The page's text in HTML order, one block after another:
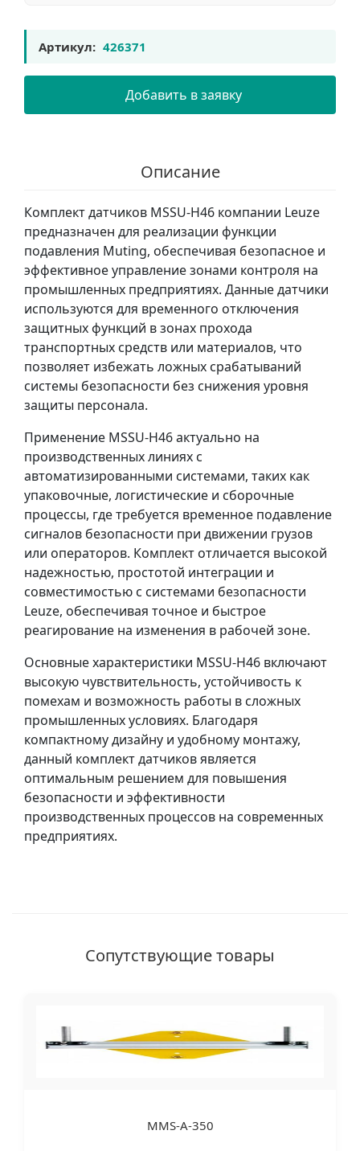
Артикул: 426371
Добавить в заявку
Описание
Комплект датчиков MSSU-H46 компании Leuze
предназначен для реализации функции
подавления Muting, обеспечивая безопасное и
эффективное управление зонами контроля на
промышленных предприятиях. Данные датчики
используются для временного отключения
защитных функций в зонах прохода
транспортных средств или материалов, что
позволяет избежать ложных срабатываний
системы безопасности без снижения уровня
защиты персонала.
Применение MSSU-H46 актуально на
производственных линиях с
автоматизированными системами, таких как
упаковочные, логистические и сборочные
процессы, где требуется временное подавление
сигналов безопасности при движении грузов
или операторов. Комплект отличается высокой
надежностью, простотой интеграции и
совместимостью с системами безопасности
Leuze, обеспечивая точное и быстрое
реагирование на изменения в рабочей зоне.
Основные характеристики MSSU-H46 включают
высокую чувствительность, устойчивость к
помехам и возможность работы в сложных
промышленных условиях. Благодаря
компактному дизайну и удобному монтажу,
данный комплект датчиков является
оптимальным решением для повышения
безопасности и эффективности
производственных процессов на современных
предприятиях.
Сопутствующие товары
MMS-A-350